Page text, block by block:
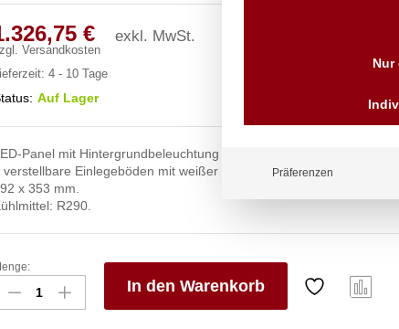
€ exkl. MwSt.
Versandkosten
4 - 10 Tage
Auf Lager
Panel mit Hintergrundbeleuchtung und Abmessungen: 1114 x 223
verstellbare Einlegeböden mit weißer PVC-Beschichtung,
x 353 mm.
R290.
In den Warenkorb
Nur
Präferenzen